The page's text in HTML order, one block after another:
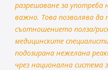
разрешаване за употреба
важно. Това позволява
съотношението полза/
медицинските
подозирана нежелана
чрез национална система